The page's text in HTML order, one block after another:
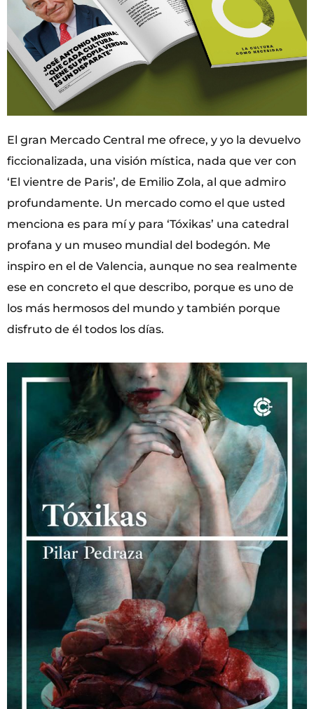
El gran Mercado Central me ofrece, y yo la devuelvo
ficcionalizada, una visión mística, nada que ver con
‘El vientre de Paris’, de Emilio Zola, al que admiro
profundamente. Un mercado como el que usted
menciona es para mí y para ‘Tóxikas’ una catedral
profana y un museo mundial del bodegón. Me
inspiro en el de Valencia, aunque no sea realmente
ese en concreto el que describo, porque es uno de
los más hermosos del mundo y también porque
disfruto de él todos los días.